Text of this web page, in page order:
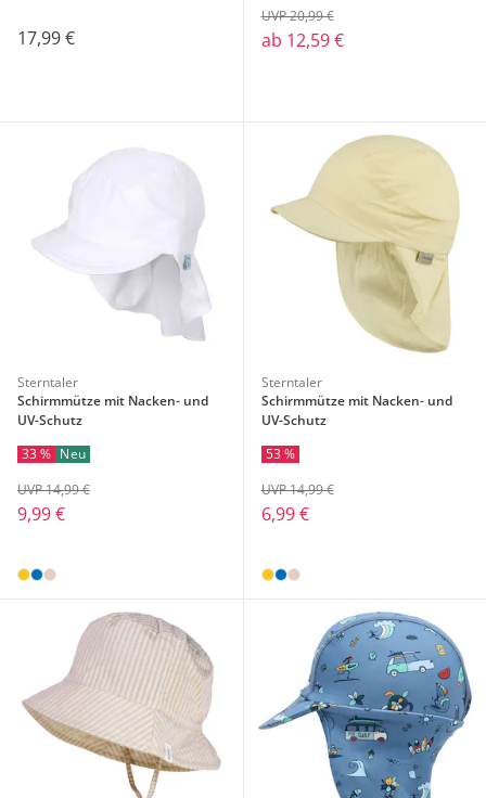
17,99 € ab 12,59 €
UVP 20,99 €
Sterntaler
Schirmmütze mit Nacken- und
UV-Schutz
33 % Neu
9,99 €
UVP 14,99 €
Sterntaler
Schirmmütze mit Nacken- und
UV-Schutz
53 %
6,99 €
UVP 14,99 €